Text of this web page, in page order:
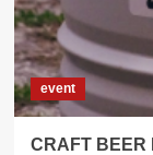
HLADNO
PIVO
I
PREGRŠT
SJAJNIH
PIVA
event
CRAFT BEER